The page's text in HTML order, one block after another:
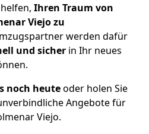
Ihren Traum von
Viejo zu
werden dafür
und sicher in Ihr neues
noch heuteoder holen Sie
Angebote für
Viejo.